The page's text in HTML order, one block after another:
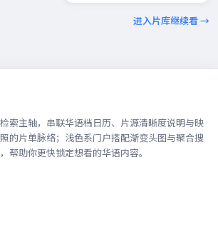
进入片库继续看 →
索主轴，串联华语档日历、片源清晰度说明与映
的片单脉络；浅色系门户搭配渐变头图与聚合搜
帮助你更快锁定想看的华语内容。